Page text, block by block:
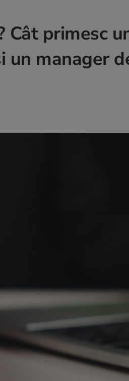
Cât primesc
un manager